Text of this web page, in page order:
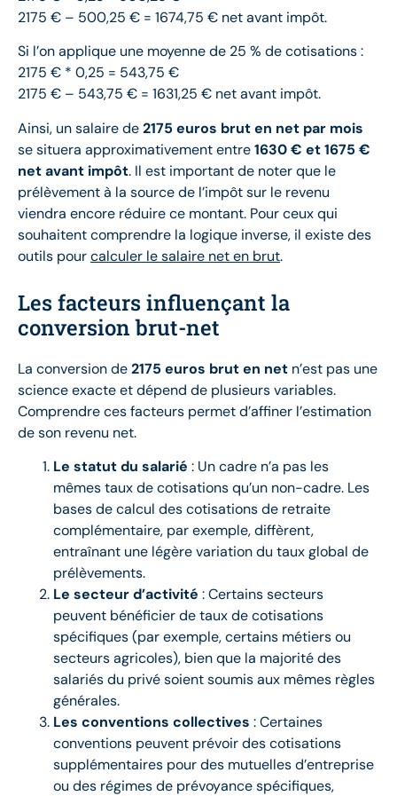
2175 € – 500,25 € = 1674,75 € net avant impôt.
Si l’on applique une moyenne de 25 % de cotisations :
2175 € * 0,25 = 543,75 €
2175 € – 543,75 € = 1631,25 € net avant impôt.
Ainsi, un salaire de2175 euros brut en net par mois
se situera approximativement entre1630 € et 1675 €
net avant impôt. Il est important de noter que le
prélèvement à la source de l’impôt sur le revenu
viendra encore réduire ce montant. Pour ceux qui
souhaitent comprendre la logique inverse, il existe des
outils pourcalculer le salaire net en brut.
Les facteurs influençant la
conversion brut-net
La conversion de2175 euros brut en net n’est pas une
science exacte et dépend de plusieurs variables.
Comprendre ces facteurs permet d’affiner l’estimation
de son revenu net.
Le statut du salarié : Un cadre n’a pas les
mêmes taux de cotisations qu’un non-cadre. Les
bases de calcul des cotisations de retraite
complémentaire, par exemple, diffèrent,
entraînant une légère variation du taux global de
prélèvements.
Le secteur d’activité : Certains secteurs
peuvent bénéficier de taux de cotisations
spécifiques (par exemple, certains métiers ou
secteurs agricoles), bien que la majorité des
salariés du privé soient soumis aux mêmes règles
générales.
Les conventions collectives : Certaines
conventions peuvent prévoir des cotisations
supplémentaires pour des mutuelles d’entreprise
ou des régimes de prévoyance spécifiques,